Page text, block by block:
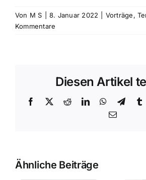
Von M S 8. Januar 2022 Vorträge,
Kommentare
Diesen Artikel
Facebook
X RedditLinkedInWhatsApp
E-
Ähnliche Beiträge